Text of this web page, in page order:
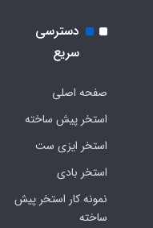
دسترسی
سریع
صفحه اصلی
استخر پیش ساخته
استخر ایزی ست
استخر بادی
نمونه کار استخر پیش
ساخته